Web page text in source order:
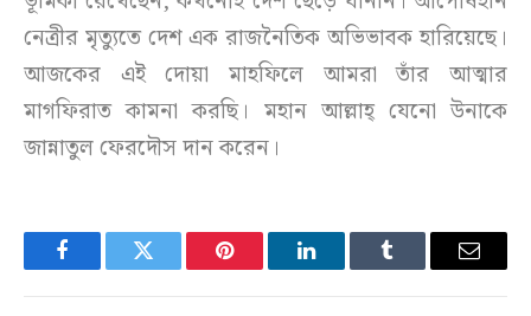
নেত্রীর মৃত্যুতে দেশ এক রাজনৈতিক অভিভাবক হারিয়েছে।
আজকের এই দোয়া মাহফিলে আমরা তাঁর আত্মার
মাগফিরাত কামনা করছি। মহান আল্লাহ্ যেনো উনাকে
জান্নাতুল ফেরদৌস দান করেন।
FacebookTwitter Pinterest LinkedInTumblr Email